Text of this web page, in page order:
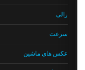
رالی
سرعت
عکس های ماشین